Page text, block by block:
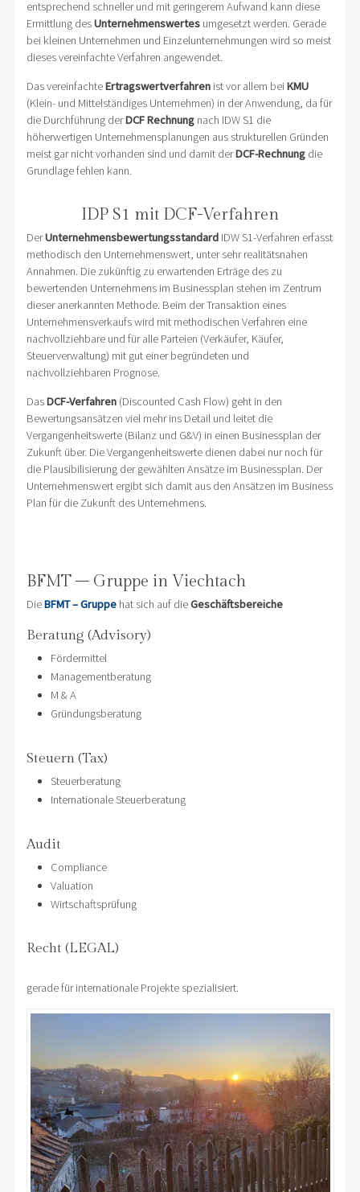
entsprechend schneller und mit geringerem Aufwand kann diese
Ermittlung desUnternehmenswertesumgesetzt werden. Gerade
bei kleinen Unternehmen und Einzelunternehmungen wird so meist
dieses vereinfachte Verfahren angewendet.
Das vereinfachteErtragswertverfahrenist vor allem bei KMU
(Klein- und Mittelständiges Unternehmen) in der Anwendung, da für
die Durchführung derDCF Rechnungnach IDW S1 die
höherwertigen Unternehmensplanungen aus strukturellen Gründen
meist gar nicht vorhanden sind und damit derDCF-Rechnungdie
Grundlage fehlen kann.
IDP S1 mit DCF-Verfahren
DerUnternehmensbewertungsstandardIDW S1-Verfahren erfasst
methodisch den Unternehmenswert, unter sehr realitätsnahen
Annahmen. Die zukünftig zu erwartenden Erträge des zu
bewertenden Unternehmens im Businessplan stehen im Zentrum
dieser anerkannten Methode. Beim der Transaktion eines
Unternehmensverkaufs wird mit methodischen Verfahren eine
nachvollziehbare und für alle Parteien (Verkäufer, Käufer,
Steuerverwaltung) mit gut einer begründeten und
nachvollziehbaren Prognose.
DasDCF-Verfahren(Discounted Cash Flow) geht in den
Bewertungsansätzen viel mehr ins Detail und leitet die
Vergangenheitswerte (Bilanz und G&V) in einen Businessplan der
Zukunft über. Die Vergangenheitswerte dienen dabei nur noch für
die Plausibilisierung der gewählten Ansätze im Businessplan. Der
Unternehmenswert ergibt sich damit aus den Ansätzen im Business
Plan für die Zukunft des Unternehmens.
BFMT – Gruppe in Viechtach
DieBFMT – Gruppehat sich auf dieGeschäftsbereiche
Beratung (Advisory)
Fördermittel
Managementberatung
M & A
Gründungsberatung
Steuern (Tax)
Steuerberatung
Internationale Steuerberatung
Audit
Compliance
Valuation
Wirtschaftsprüfung
Recht (LEGAL)
gerade für internationale Projekte spezialisiert.